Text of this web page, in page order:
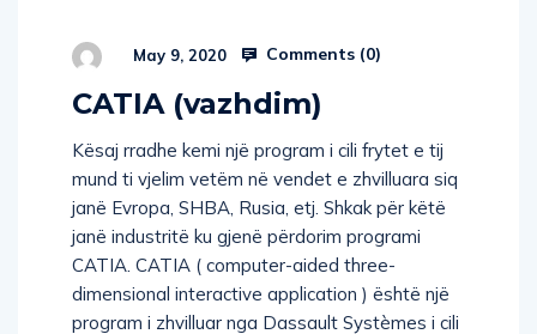
May 9, 2020 Comments (0)
CATIA (vazhdim)
Kësaj rradhe kemi një program i cili frytet e tij
mund ti vjelim vetëm në vendet e zhvilluara siq
janë Evropa, SHBA, Rusia, etj. Shkak për këtë
janë industritë ku gjenë përdorim programi
CATIA. CATIA ( computer-aided three-
dimensional interactive application ) është një
program i zhvilluar nga Dassault Systèmes i cili